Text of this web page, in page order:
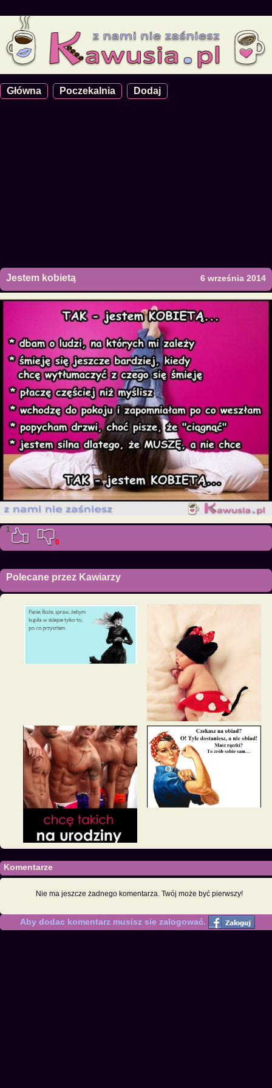
Główna Poczekalnia Dodaj
Jestem kobietą 6 września 2014
1
0
Polecane przez Kawiarzy
Komentarze
Nie ma jeszcze żadnego komentarza. Twój może być pierwszy!
Aby dodac komentarz musisz sie zalogować.